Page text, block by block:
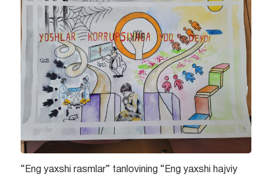
“Eng yaxshi rasmlar” tanlovining “Eng yaxshi hajviy